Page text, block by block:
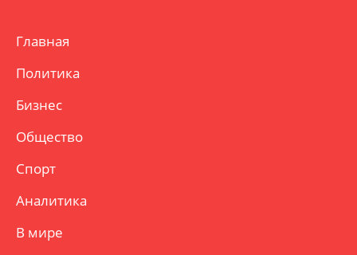
Главная
Политика
Бизнес
Общество
Спорт
Аналитика
В мире